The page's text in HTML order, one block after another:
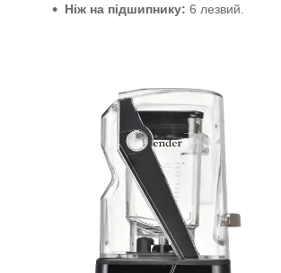
Ніж на підшипнику: 6 лезвий.